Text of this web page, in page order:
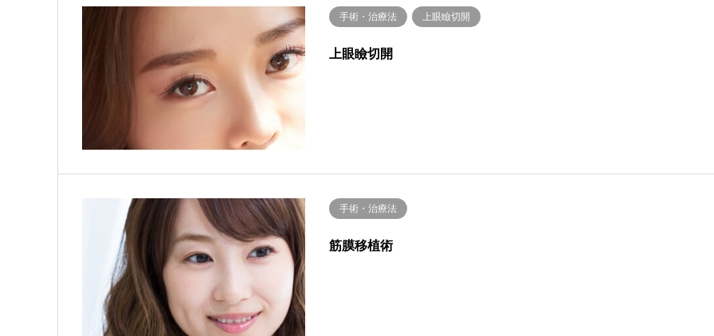
手術・治療法 上眼瞼切開
上眼瞼切開
手術・治療法
筋膜移植術